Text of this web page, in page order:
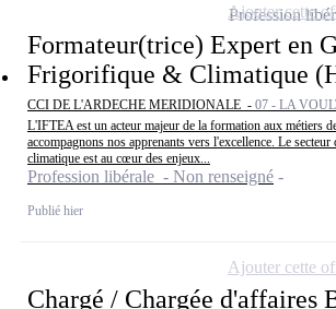
Formateur(trice) Expert en
Frigorifique & Climatique
CCI DE L'ARDECHE MERIDIONALE - 07 - LA
L'IFTEA est un acteur majeur de la formation aux métiers
accompagnons nos apprenants vers l'excellence. Le
climatique est au cœur des enjeux...
Profession libérale - Non renseigné
Publié hier
Profession
Ajouter cette
Chargé / Chargée d'affaires
Ajouter cette